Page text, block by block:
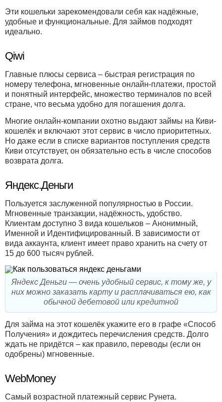
Эти кошельки зарекомендовали себя как надёжные,
удобные и функциональные. Для займов подходят
идеально.
Qiwi
Главные плюсы сервиса – быстрая регистрация по
номеру телефона, мгновенные онлайн-платежи, простой
и понятный интерфейс, множество терминалов по всей
стране, что весьма удобно для погашения долга.
Многие онлайн-компании охотно выдают займы на Киви-
кошелёк и включают этот сервис в число приоритетных.
Но даже если в списке вариантов поступления средств
Киви отсутствует, он обязательно есть в числе способов
возврата долга.
Яндекс.Деньги
Пользуется заслуженной популярностью в России.
Мгновенные транзакции, надёжность, удобство.
Клиентам доступно 3 вида кошельков – Анонимный,
Именной и Идентифицированный. В зависимости от
вида аккаунта, клиент имеет право хранить на счету от
15 до 600 тысяч рублей.
Яндекс Деньги — очень удобный сервис, к тому же, у
них можно заказать карту и расплачиваться ею, как
обычной дебетовой или кредитной
Для займа на этот кошелёк укажите его в графе «Способ
Получения» и дождитесь перечисления средств. Долго
ждать не придётся – как правило, переводы (если он
одобрены) мгновенные.
WebMoney
Самый возрастной платежный сервис Рунета.